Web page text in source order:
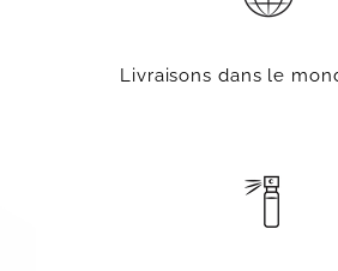
Livraisons dans le